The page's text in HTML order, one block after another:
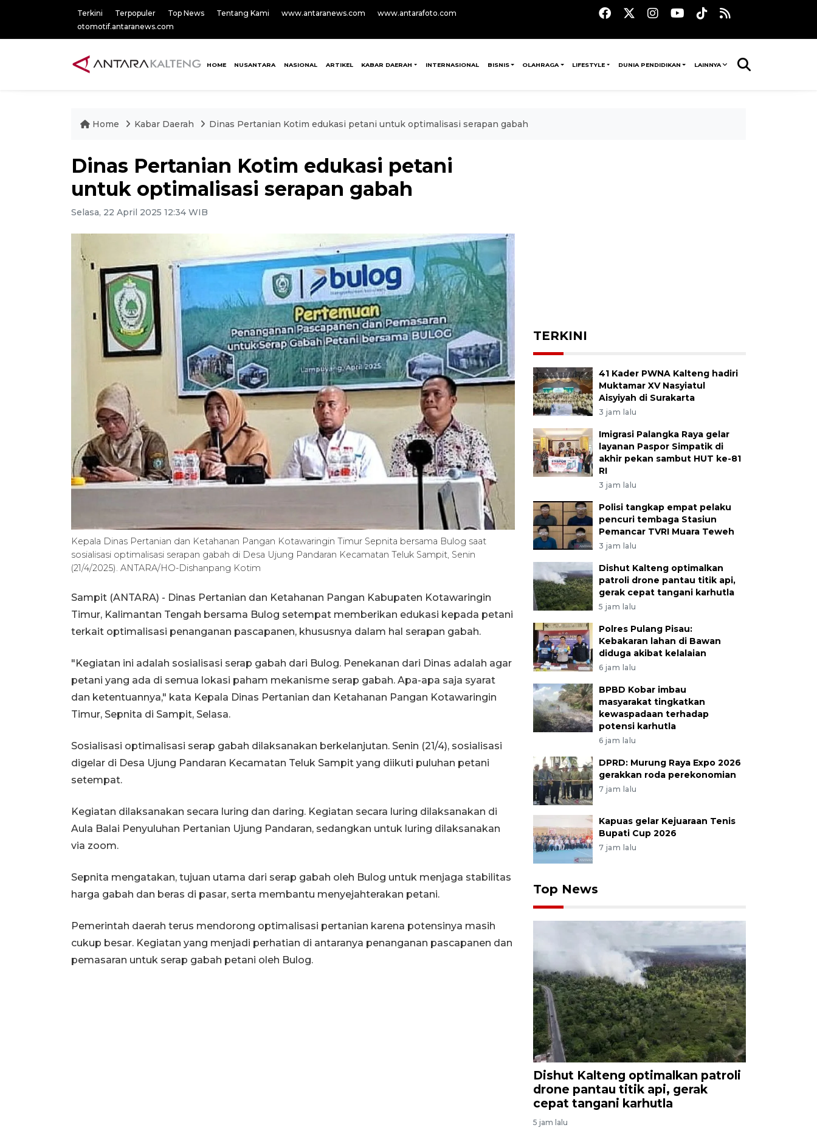
Terkini Terpopuler Top News Tentang Kami www.antaranews.com
www.antarafoto.com
otomotif.antaranews.com
HOME NUSANTARA NASIONAL ARTIKEL KABAR DAERAH INTERNASIONAL BISNIS OLAHRAGA LIFESTYLE DUNIA PENDIDIKAN LAINNYA
Home Kabar Daerah Dinas Pertanian Kotim edukasi petani untuk optimalisasi serapan gabah
Dinas Pertanian Kotim edukasi petani
untuk optimalisasi serapan gabah
Selasa, 22 April 2025 12:34 WIB
Kepala Dinas Pertanian dan Ketahanan Pangan Kotawaringin Timur Sepnita bersama Bulog saat
sosialisasi optimalisasi serapan gabah di Desa Ujung Pandaran Kecamatan Teluk Sampit, Senin
(21/4/2025). ANTARA/HO-Dishanpang Kotim
Sampit (ANTARA) - Dinas Pertanian dan Ketahanan Pangan Kabupaten Kotawaringin
Timur, Kalimantan Tengah bersama Bulog setempat memberikan edukasi kepada petani
terkait optimalisasi penanganan pascapanen, khususnya dalam hal serapan gabah.
"Kegiatan ini adalah sosialisasi serap gabah dari Bulog. Penekanan dari Dinas adalah agar
petani yang ada di semua lokasi paham mekanisme serap gabah. Apa-apa saja syarat
dan ketentuannya," kata Kepala Dinas Pertanian dan Ketahanan Pangan Kotawaringin
Timur, Sepnita di Sampit, Selasa.
Sosialisasi optimalisasi serap gabah dilaksanakan berkelanjutan. Senin (21/4), sosialisasi
digelar di Desa Ujung Pandaran Kecamatan Teluk Sampit yang diikuti puluhan petani
setempat.
Kegiatan dilaksanakan secara luring dan daring. Kegiatan secara luring dilaksanakan di
Aula Balai Penyuluhan Pertanian Ujung Pandaran, sedangkan untuk luring dilaksanakan
via zoom.
Sepnita mengatakan, tujuan utama dari serap gabah oleh Bulog untuk menjaga stabilitas
harga gabah dan beras di pasar, serta membantu menyejahterakan petani.
Pemerintah daerah terus mendorong optimalisasi pertanian karena potensinya masih
cukup besar. Kegiatan yang menjadi perhatian di antaranya penanganan pascapanen dan
pemasaran untuk serap gabah petani oleh Bulog.
TERKINI
41 Kader PWNA Kalteng hadiri
Muktamar XV Nasyiatul
Aisyiyah di Surakarta
3 jam lalu
Imigrasi Palangka Raya gelar
layanan Paspor Simpatik di
akhir pekan sambut HUT ke-81
RI
3 jam lalu
Polisi tangkap empat pelaku
pencuri tembaga Stasiun
Pemancar TVRI Muara Teweh
3 jam lalu
Dishut Kalteng optimalkan
patroli drone pantau titik api,
gerak cepat tangani karhutla
5 jam lalu
Polres Pulang Pisau:
Kebakaran lahan di Bawan
diduga akibat kelalaian
6 jam lalu
BPBD Kobar imbau
masyarakat tingkatkan
kewaspadaan terhadap
potensi karhutla
6 jam lalu
DPRD: Murung Raya Expo 2026
gerakkan roda perekonomian
7 jam lalu
Kapuas gelar Kejuaraan Tenis
Bupati Cup 2026
7 jam lalu
Top News
Dishut Kalteng optimalkan patroli
drone pantau titik api, gerak
cepat tangani karhutla
5 jam lalu